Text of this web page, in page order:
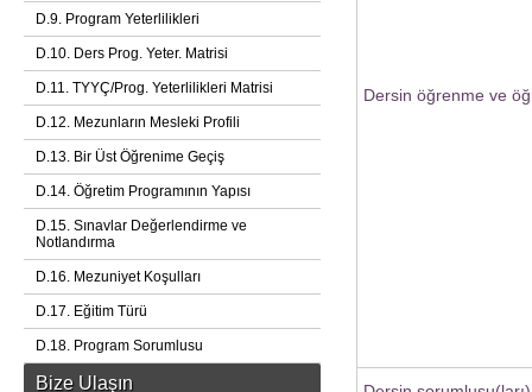
D.9. Program Yeterlilikleri
D.10. Ders Prog. Yeter. Matrisi
D.11. TYYÇ/Prog. Yeterlilikleri Matrisi
D.12. Mezunların Mesleki Profili
D.13. Bir Üst Öğrenime Geçiş
D.14. Öğretim Programının Yapısı
D.15. Sınavlar Değerlendirme ve
Notlandırma
D.16. Mezuniyet Koşulları
D.17. Eğitim Türü
D.18. Program Sorumlusu
Bize Ulaşın
Dersin öğrenme ve